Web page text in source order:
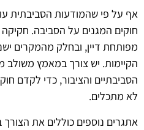
אף על פי שהמודעות הסביבתית
חוקים המגנים על הסביבה. חקיקה
מפותחת דיין, ובחלק מהמקרים
הקיימות. יש צורך במאמץ משולב
הסביבתיים והציבור, כדי לקדם
לא מתכלים.
אתגרים נוספים כוללים את הצורך